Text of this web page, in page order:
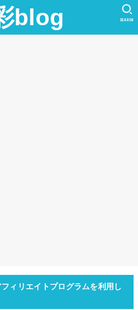
blog SEARCH
フィリエイトプログラムを利用し